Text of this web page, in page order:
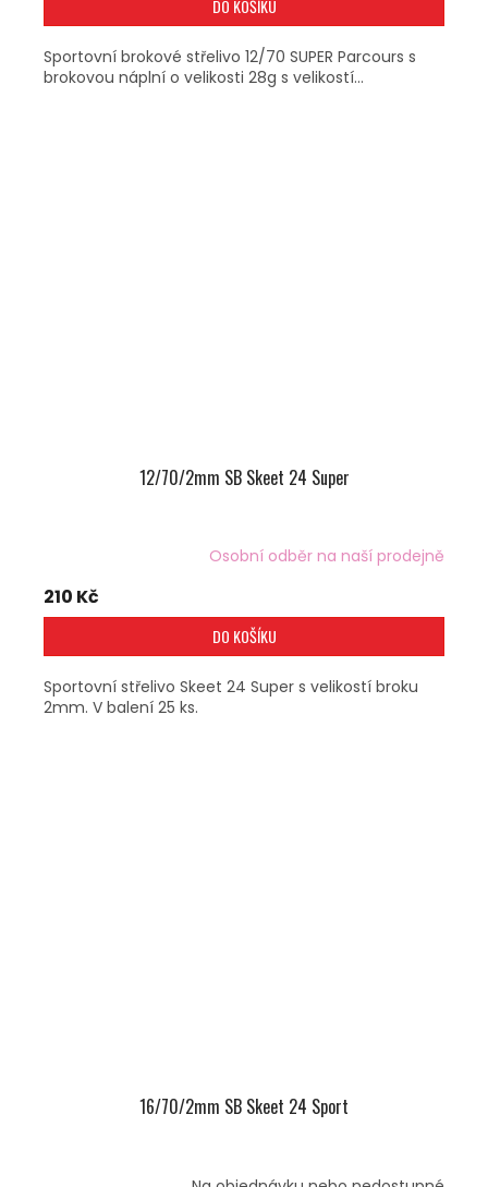
DO KOŠÍKU
Sportovní brokové střelivo 12/70 SUPER Parcours s
brokovou náplní o velikosti 28g s velikostí...
12/70/2mm SB Skeet 24 Super
Osobní odběr na naší prodejně
210 Kč
DO KOŠÍKU
Sportovní střelivo Skeet 24 Super s velikostí broku
2mm. V balení 25 ks.
16/70/2mm SB Skeet 24 Sport